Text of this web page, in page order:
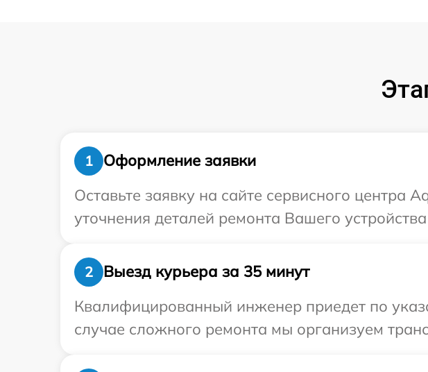
1
Оформление заявки
Оставьте заявку на сайте сервисного центра
уточнения деталей ремонта Вашего
2
Выезд курьера за 35 минут
Квалифицированный инженер приедет по
случае сложного ремонта мы организуем